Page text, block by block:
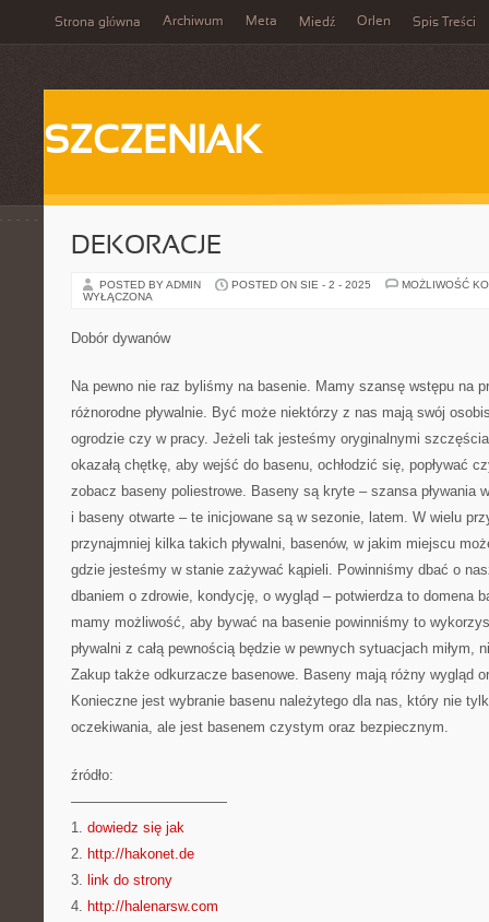
Strona główna Archiwum Meta Miedź Orlen Spis Treści
SZCZENIAK
DEKORACJE
POSTED BY ADMIN POSTED ON SIE - 2 - 2025
MOŻLIWOŚĆ
WYŁĄCZONA
Dobór dywanów
Na pewno nie raz byliśmy na basenie. Mamy szansę wstępu na
różnorodne pływalnie. Być może niektórzy z nas mają swój
ogrodzie czy w pracy. Jeżeli tak jesteśmy oryginalnymi
okazałą chętkę, aby wejść do basenu, ochłodzić się, popływać
zobacz baseny poliestrowe. Baseny są kryte – szansa pływania
i baseny otwarte – te inicjowane są w sezonie, latem. W wielu
przynajmniej kilka takich pływalni, basenów, w jakim miejscu
gdzie jesteśmy w stanie zażywać kąpieli. Powinniśmy dbać o
dbaniem o zdrowie, kondycję, o wygląd – potwierdza to domena
mamy możliwość, aby bywać na basenie powinniśmy to
pływalni z całą pewnością będzie w pewnych sytuacjach miłym,
Zakup także odkurzacze basenowe. Baseny mają różny wygląd
Konieczne jest wybranie basenu należytego dla nas, który nie
oczekiwania, ale jest basenem czystym oraz bezpiecznym.
źródło:
———————————
1. dowiedz się jak
2. http://hakonet.de
3. link do strony
4. http://halenarsw.com